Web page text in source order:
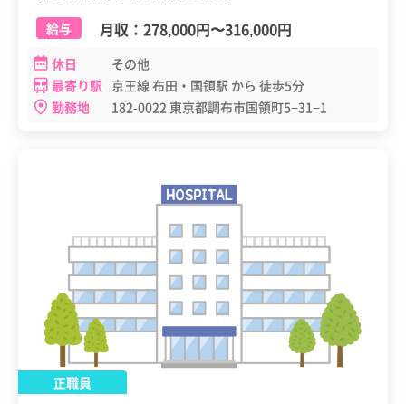
給与
月収： 278,000円〜316,000円
休日
その他
最寄り駅 京王線 布田・国領駅 から 徒歩5分
勤務地
182-0022 東京都調布市国領町5−31−1
正職員